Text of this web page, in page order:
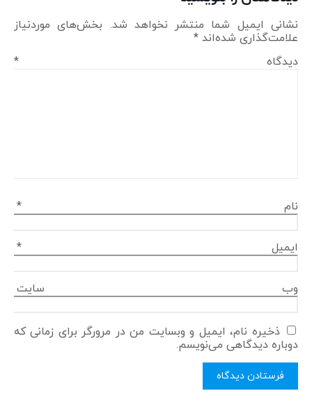
نشانی ایمیل شما منتشر نخواهد شد. بخش‌های موردنیاز
علامت‌گذاری شده‌اند *
دیدگاه *
نام *
ایمیل *
وب‌ سایت
ذخیره نام، ایمیل و وبسایت من در مرورگر برای زمانی که
دوباره دیدگاهی می‌نویسم.